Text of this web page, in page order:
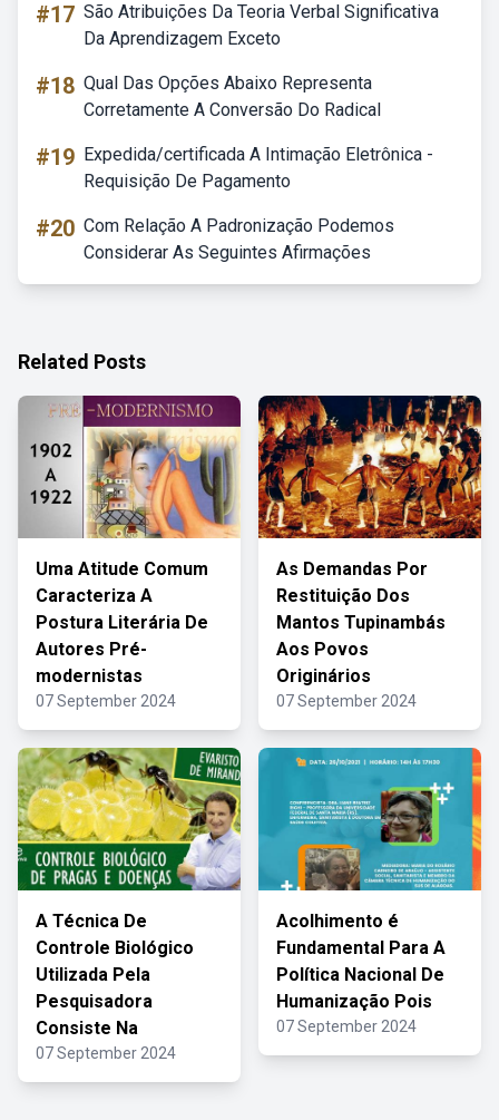
#17 São Atribuições Da Teoria Verbal Significativa
Da Aprendizagem Exceto
#18 Qual Das Opções Abaixo Representa
Corretamente A Conversão Do Radical
#19 Expedida/certificada A Intimação Eletrônica -
Requisição De Pagamento
#20 Com Relação A Padronização Podemos
Considerar As Seguintes Afirmações
Related Posts
Uma Atitude Comum
Caracteriza A
Postura Literária De
Autores Pré-
modernistas
07 September 2024
As Demandas Por
Restituição Dos
Mantos Tupinambás
Aos Povos
Originários
07 September 2024
A Técnica De
Controle Biológico
Utilizada Pela
Pesquisadora
Consiste Na
07 September 2024
Acolhimento é
Fundamental Para A
Política Nacional De
Humanização Pois
07 September 2024